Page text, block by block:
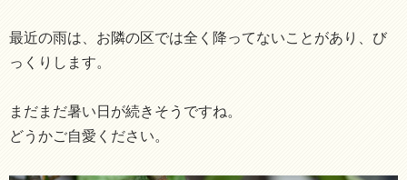
最近の雨は、お隣の区では全く降ってないことがあり、び
っくりします。
まだまだ暑い日が続きそうですね。
どうかご自愛ください。